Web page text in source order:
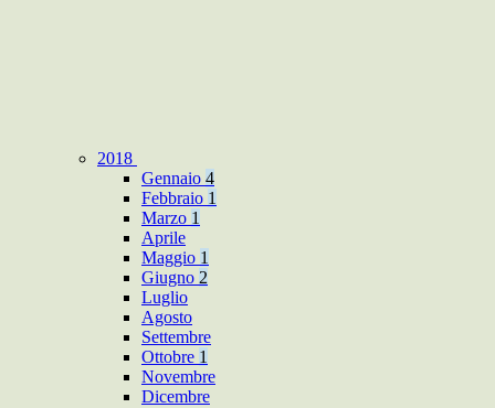
2018
Gennaio 4
Febbraio 1
Marzo 1
Aprile
Maggio 1
Giugno 2
Luglio
Agosto
Settembre
Ottobre 1
Novembre
Dicembre